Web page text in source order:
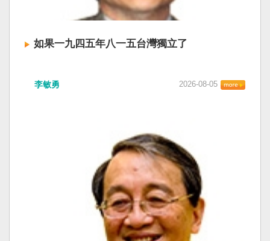
如果一九四五年八一五台灣獨立了
李敏勇 2026-08-05